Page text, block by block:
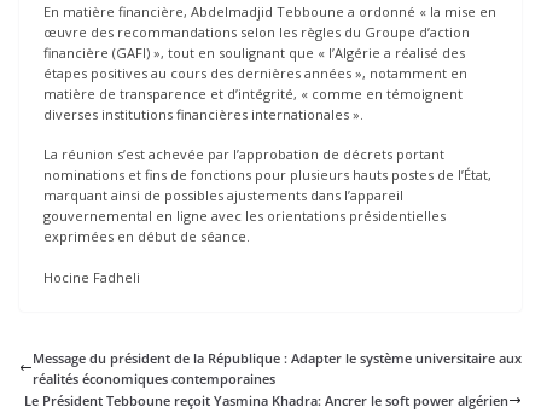
En matière financière, Abdelmadjid Tebboune a ordonné « la mise en
œuvre des recommandations selon les règles du Groupe d’action
financière (GAFI) », tout en soulignant que « l’Algérie a réalisé des
étapes positives au cours des dernières années », notamment en
matière de transparence et d’intégrité, « comme en témoignent
diverses institutions financières internationales ».
La réunion s’est achevée par l’approbation de décrets portant
nominations et fins de fonctions pour plusieurs hauts postes de l’État,
marquant ainsi de possibles ajustements dans l’appareil
gouvernemental en ligne avec les orientations présidentielles
exprimées en début de séance.
Hocine Fadheli
Message du président de la République : Adapter le système universitaire aux
réalités économiques contemporaines
Le Président Tebboune reçoit Yasmina Khadra: Ancrer le soft power algérien